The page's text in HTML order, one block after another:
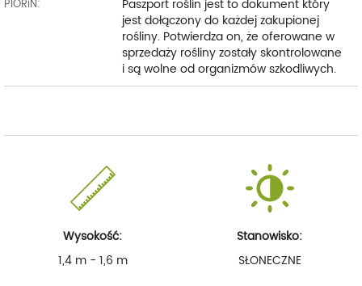
PIORiN:
Paszport roślin jest to dokument który
jest dołączony do każdej zakupionej
rośliny. Potwierdza on, że oferowane w
sprzedaży rośliny zostały skontrolowane
i są wolne od organizmów szkodliwych.
Wysokość:
1,4 m - 1,6 m
Stanowisko:
SŁONECZNE